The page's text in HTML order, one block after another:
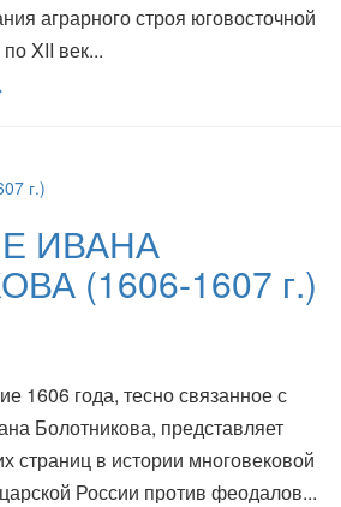
аграрного строя юговосточной
XII век...
ИВАНА
(1606-1607 г.)
1606 года, тесно связанное с
Болотникова, представляет
страниц в истории многовековой
России против феодалов...